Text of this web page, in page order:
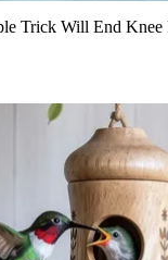
Trick Will End